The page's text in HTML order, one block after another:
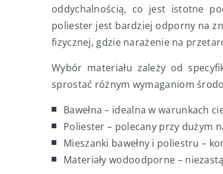
oddychalnością, co jest istotne
poliester jest bardziej odporny na
fizycznej, gdzie narażenie na
Wybór materiału zależy od
sprostać różnym wymaganiom
Bawełna – idealna w warunkach
Poliester – polecany przy dużym
Mieszanki bawełny i poliestru –
Materiały wodoodporne –